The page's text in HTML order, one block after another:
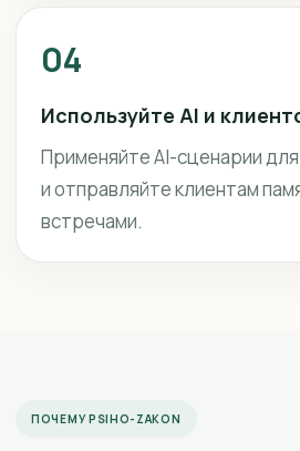
04
Используйте AI и
Применяйте AI-сценарии
и отправляйте клиентам
встречами.
ПОЧЕМУ PSIHO-ZAKON